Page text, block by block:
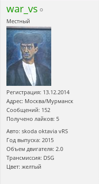
war_vs
Местный
Регистрация: 13.12.2014
Адрес: Москва/Мурманск
Сообщений: 152
Получено лайков: 5
Авто: skoda oktavia vRS
Год выпуска: 2015
Объем двигателя: 2.0
Трансмиссия: DSG
Цвет: желтый